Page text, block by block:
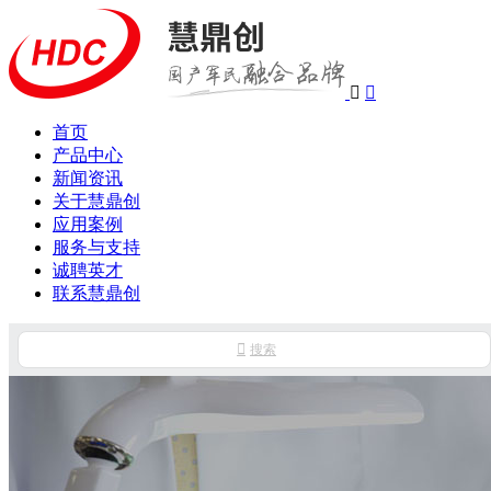
 
首页
产品中心
新闻资讯
关于慧鼎创
应用案例
服务与支持
诚聘英才
联系慧鼎创
 搜索